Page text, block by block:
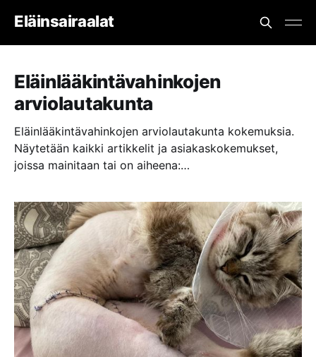
Eläinsairaalat
Eläinlääkintävahinkojen
arviolautakunta
Eläinlääkintävahinkojen arviolautakunta kokemuksia.
Näytetään kaikki artikkelit ja asiakaskokemukset,
joissa mainitaan tai on aiheena: